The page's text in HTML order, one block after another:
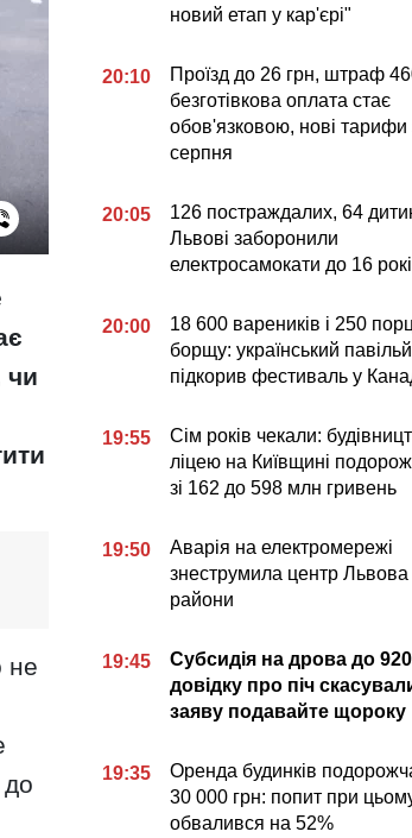
чи
не
до
новий етап у кар'єрі"
20:10
Проїзд до 26 грн, штраф
безготівкова оплата стає
обов'язковою, нові тарифи
серпня
20:05
126 постраждалих, 64
Львові заборонили
електросамокати до 16
20:00
18 600 вареників і 250
борщу: український
підкорив фестиваль у
19:55
Сім років чекали:
ліцею на Київщині
зі 162 до 598 млн гривень
19:50
Аварія на електромережі
знеструмила центр Львова
райони
19:45
Субсидія на дрова до
довідку про піч
заяву подавайте щороку
19:35
Оренда будинків
30 000 грн: попит при
обвалився на 52%